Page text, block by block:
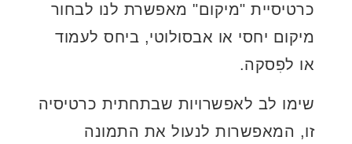
כרטיסיית "מיקום" מאפשרת לנו לבחור
מיקום יחסי או אבסולוטי, ביחס לעמוד
או לפִסקה.
שימו לב לאפשרויות שבתחתית כרטיסיה
זו, המאפשרות לנעול את התמונה